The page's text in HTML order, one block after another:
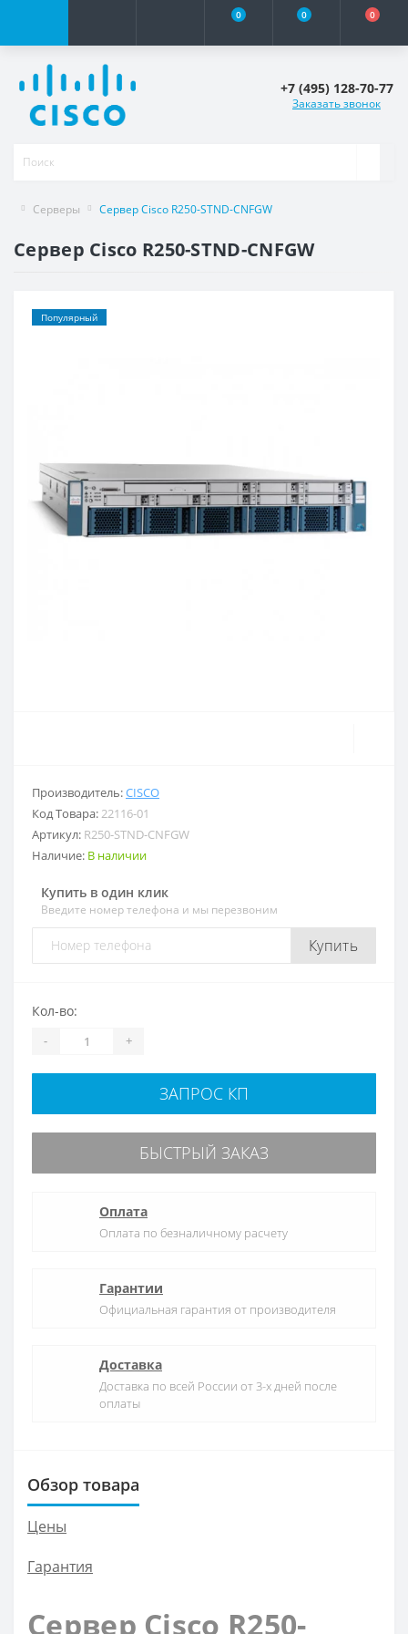
0 0 0
+7 (495) 128-70-77
Заказать звонок
Серверы Сервер Cisco R250-STND-CNFGW
Сервер Cisco R250-STND-CNFGW
Популярный
Производитель:CISCO
Код Товара:22116-01
Артикул: R250-STND-CNFGW
Наличие: В наличии
Купить в один клик
Введите номер телефона и мы перезвоним
Купить
Кол-во:
- +
ЗАПРОС КП
БЫСТРЫЙ ЗАКАЗ
Оплата
Оплата по безналичному расчету
Гарантии
Официальная гарантия от производителя
Доставка
Доставка по всей России от 3-х дней после
оплаты
Обзор товара
Цены
Гарантия
Сервер Cisco R250-